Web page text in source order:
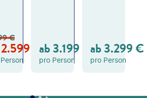
GE
B
OT
€
2.599 €
B
OT
ab3.199 €
pro Person
B
OT
ab3.299€
pro Person